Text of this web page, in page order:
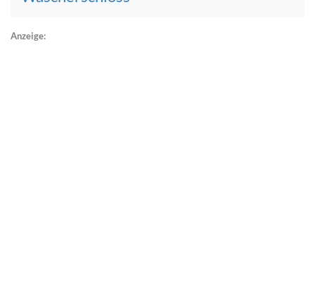
Anzeige: